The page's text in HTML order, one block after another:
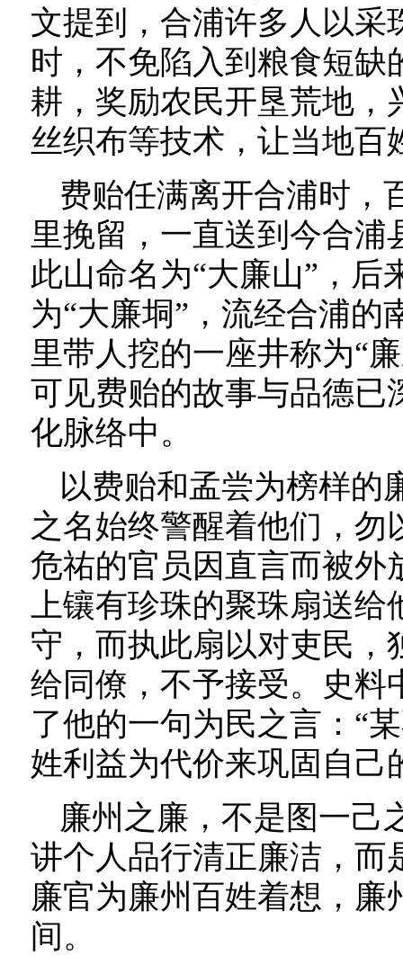
文提到，合浦许多人以采
时，不免陷入到粮食短缺
耕，奖励农民开垦荒地，
丝织布等技术，让当地百
费贻任满离开合浦时，
里挽留，一直送到今合
此山命名为“大廉山”，
为“大廉垌”，流经合浦的
里带人挖的一座井称为“
可见费贻的故事与品德已
化脉络中。
以费贻和孟尝为榜样的
之名始终警醒着他们，
危祐的官员因直言而被外
上镶有珍珠的聚珠扇送给
守，而执此扇以对吏民，
给同僚，不予接受。史料
了他的一句为民之言：“
姓利益为代价来巩固自己
廉州之廉，不是图一己
讲个人品行清正廉洁，而
廉官为廉州百姓着想，
间。